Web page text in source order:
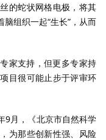
的蛇状网格电极，将其
组织一起“生长”，从而
家支持，但更多专家持
目很可能止步于评审环
9月，《北京市自然科学
为那些创新性强、风险